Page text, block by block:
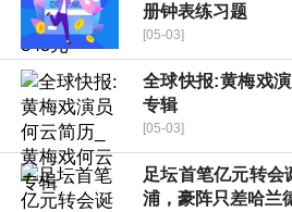
册钟表练习题
[05-03]
全球快报:黄梅戏
专辑
[05-03]
足坛首笔亿元转会
浦，豪阵只差哈兰